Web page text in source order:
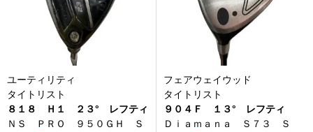
ユーティリティ
タイトリスト
８１８ Ｈ１ ２３° レフティ
ＮＳ ＰＲＯ ９５０ＧＨ Ｓ
フェアウェイウッド
タイトリスト
９０４Ｆ １３° レフティ
Ｄｉａｍａｎａ Ｓ７３ Ｓ